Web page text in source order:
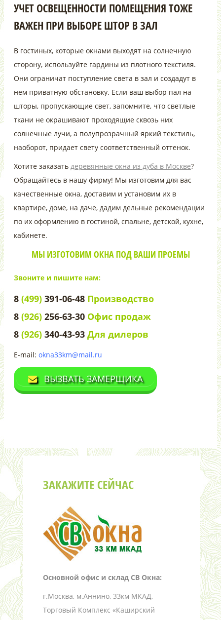
УЧЕТ ОСВЕЩЕННОСТИ ПОМЕЩЕНИЯ ТОЖЕ
ВАЖЕН ПРИ ВЫБОРЕ ШТОР В ЗАЛ
В гостиных, которые окнами выходят на солнечную
сторону, используйте гардины из плотного текстиля.
Они ограничат поступление света в зал и создадут в
нем приватную обстановку. Если ваш выбор пал на
шторы, пропускающие свет, запомните, что светлые
ткани не окрашивают проходящие сквозь них
солнечные лучи, а полупрозрачный яркий текстиль,
наоборот, придает свету соответственный оттенок.
Хотите заказать деревянные окна из дуба в Москве?
Обращайтесь в нашу фирму! Мы изготовим для вас
качественные окна, доставим и установим их в
квартире, доме, на даче, дадим дельные рекомендации
по их оформлению в гостиной, спальне, детской, кухне,
кабинете.
МЫ ИЗГОТОВИМ ОКНА ПОД ВАШИ ПРОЕМЫ
Звоните и пишите нам:
8 (499) 391-06-48 Производство
8 (926) 256-63-30 Офис продаж
8 (926) 340-43-93 Для дилеров
E-mail: okna33km@mail.ru
ВЫЗВАТЬ ЗАМЕРЩИКА
ЗАКАЖИТЕ СЕЙЧАС
Основной офис и склад СВ Окна:
г.Москва, м.Аннино, 33км МКАД,
Торговый Комплекс «Каширский